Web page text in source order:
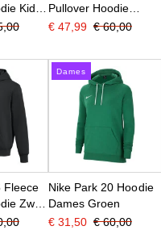
Kids
Wit
Pullover Hoodie
Donkergrijs Wit
€ 47,99 € 60,00
Fleece
Zwart
Dames
Nike Park 20 Hoodie
Dames Groen
€ 31,50 € 60,00